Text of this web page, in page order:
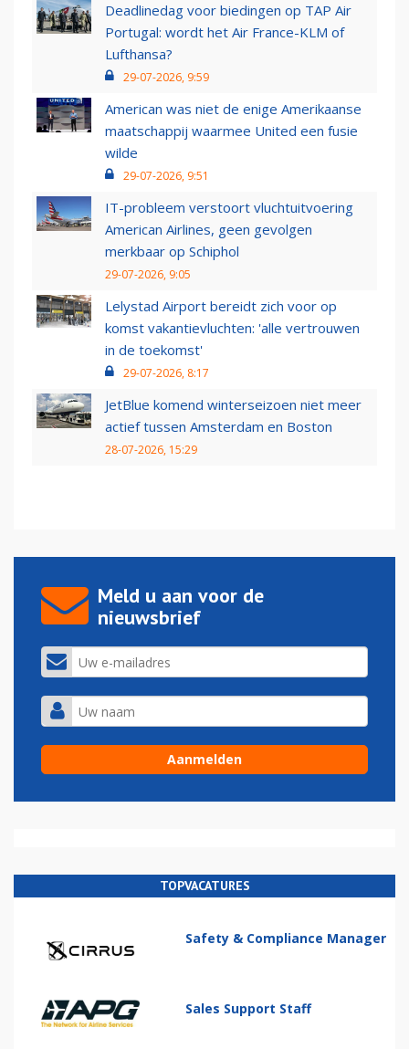
Deadlinedag voor biedingen op TAP Air
Portugal: wordt het Air France-KLM of
Lufthansa?
29-07-2026, 9:59
American was niet de enige Amerikaanse
maatschappij waarmee United een fusie
wilde
29-07-2026, 9:51
IT-probleem verstoort vluchtuitvoering
American Airlines, geen gevolgen
merkbaar op Schiphol
29-07-2026, 9:05
Lelystad Airport bereidt zich voor op
komst vakantievluchten: 'alle vertrouwen
in de toekomst'
29-07-2026, 8:17
JetBlue komend winterseizoen niet meer
actief tussen Amsterdam en Boston
28-07-2026, 15:29
Meld u aan voor de
nieuwsbrief
TOPVACATURES
Safety & Compliance Manager
Sales Support Staff